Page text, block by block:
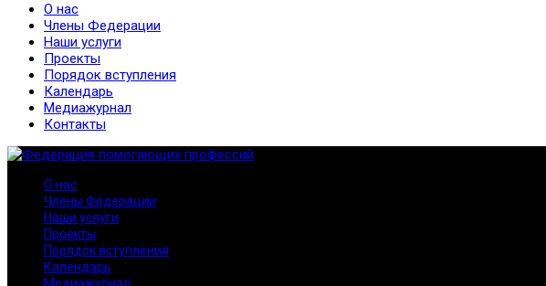
О нас
Члены Федерации
Наши услуги
Проекты
Порядок вступления
Календарь
Медиажурнал
Контакты
О нас
Члены Федерации
Наши услуги
Проекты
Порядок вступления
Календарь